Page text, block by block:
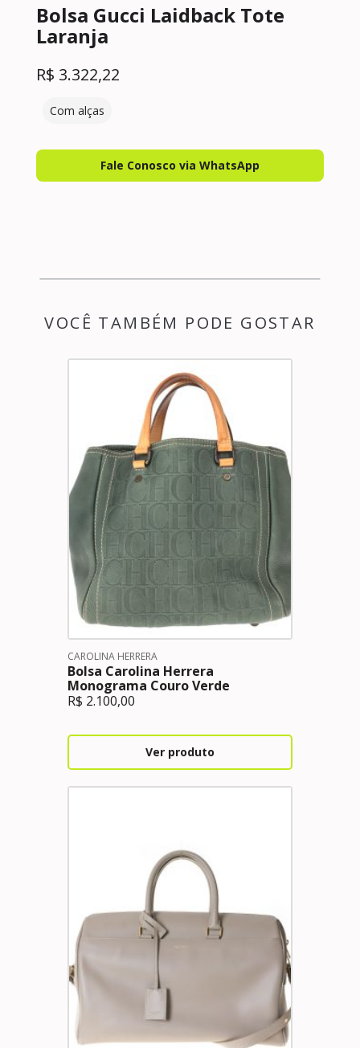
Bolsa Gucci Laidback Tote
Laranja
R$ 3.322,22
Com alças
Fale Conosco via WhatsApp
VOCÊ TAMBÉM PODE GOSTAR
CAROLINA HERRERA
Bolsa Carolina Herrera
Monograma Couro Verde
R$ 2.100,00
Ver produto